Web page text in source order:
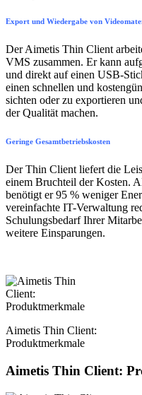
Export und Wiedergabe von
Der Aimetis Thin Client
VMS zusammen. Er kann
und direkt auf einen USB-
einen schnellen und
sichten oder zu exportieren
der Qualität machen.
Geringe Gesamtbetriebskosten
Der Thin Client liefert die
einem Bruchteil der Kosten.
benötigt er 95 % weniger
vereinfachte IT-Verwaltung
Schulungsbedarf Ihrer
weitere Einsparungen.
Aimetis Thin Client:
Produktmerkmale
Aimetis Thin Client: